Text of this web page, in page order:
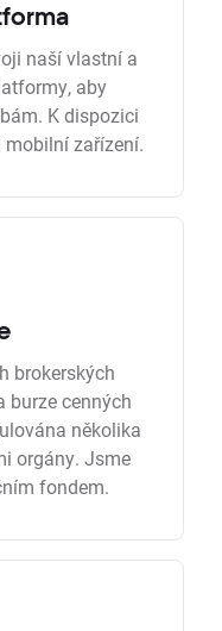
naší vlastní a
aby
K dispozici
zařízení.
brokerských
burze cenných
několika
orgány. Jsme
fondem.